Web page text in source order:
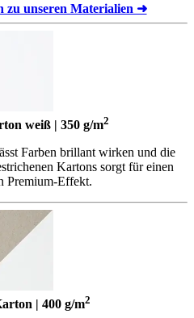
zu unseren Materialien ➜
weiß | 350 g/m2
Farben brillant wirken und die
Kartons sorgt für einen
Premium-Effekt.
| 400 g/m2